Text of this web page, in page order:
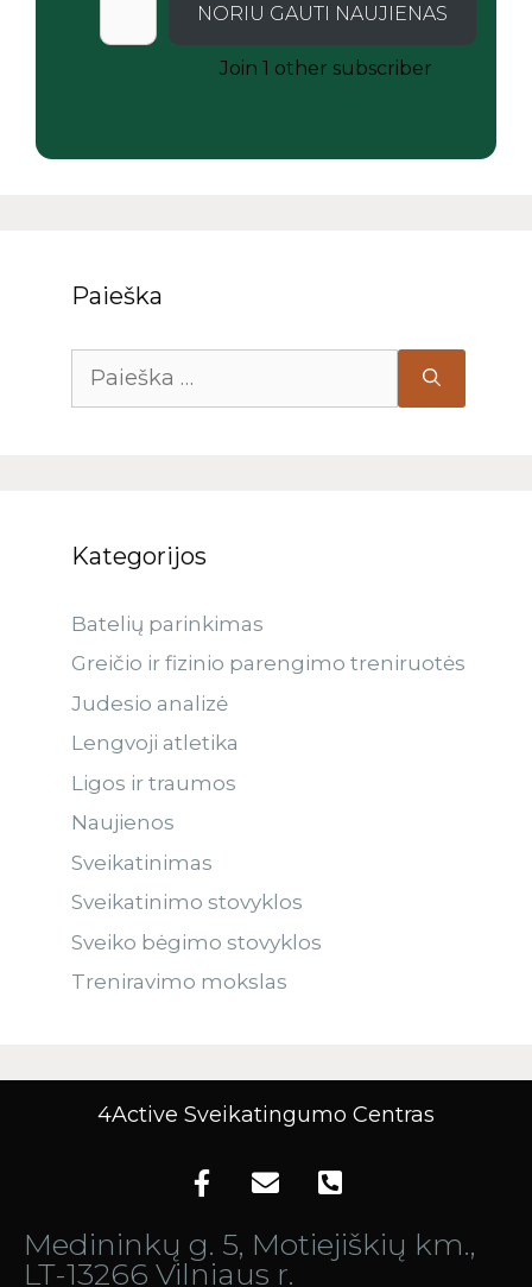
NORIU GAUTI NAUJIENAS
Join 1 other subscriber
Paieška
Kategorijos
Batelių parinkimas
Greičio ir fizinio parengimo treniruotės
Judesio analizė
Lengvoji atletika
Ligos ir traumos
Naujienos
Sveikatinimas
Sveikatinimo stovyklos
Sveiko bėgimo stovyklos
Treniravimo mokslas
4Active Sveikatingumo Centras
Medininkų g. 5, Motiejiškių km.,
LT-13266 Vilniaus r.